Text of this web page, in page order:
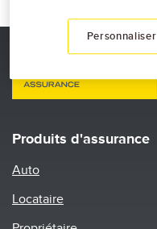
Produits d'assurance
Auto
Locataire
Personnaliser